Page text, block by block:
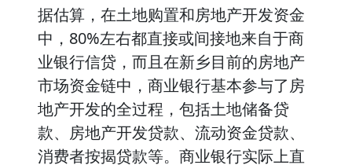
据估算，在土地购置和房地产开发资金
中，80%左右都直接或间接地来自于商
业银行信贷，而且在新乡目前的房地产
市场资金链中，商业银行基本参与了房
地产开发的全过程，包括土地储备贷
款、房地产开发贷款、流动资金贷款、
消费者按揭贷款等。商业银行实际上直